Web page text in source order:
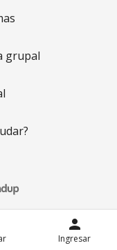
person
Ingresar
grupal